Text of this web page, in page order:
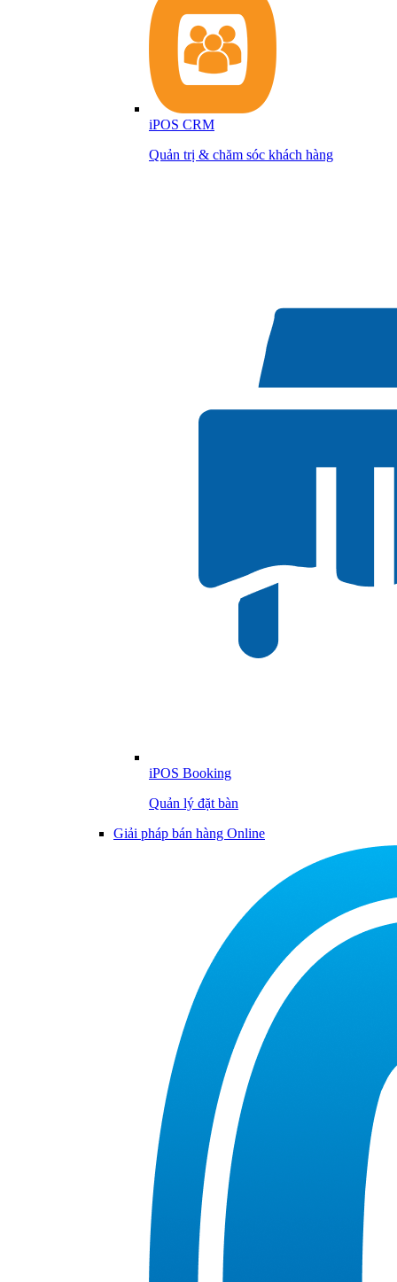
iPOS CRM
Quản trị & chăm sóc khách hàng
iPOS Booking
Quản lý đặt bàn
Giải pháp bán hàng Online